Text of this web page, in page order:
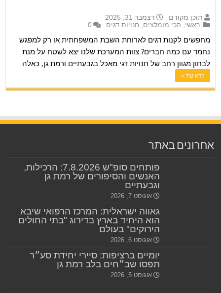
תוכן מקודם
דצמבר 31, 2025
ראשי, הכי מומלצים, חנויות דגים 0
מחפשים לקנות דגים לארוחת השבת המשפחתית או רק למפגש
נחמד עם כמה חברים? צוות המערכת שלנו יצא לשטח על מנת
לבחון מגוון רחב של חנויות דגי מאכל בגבעתיים ורמת גן, כאלה
בהם תוכלו למצוא את הדגים המובחרים והאיכותיים ביותר שיש
להציע. הכירו את הנבחרים באזור גבעתיים ורמת גן ואת התודה
קרא עוד »
אחרונים באתר
פותחים סופ"ש 7.8.2026: הרכילות,
האנשים והסיפורים של רמת גן
וגבעתיים
אוגוסט 7, 2026
גאווה ישראלית: המרכז הרפואי שיבא
הוא היחיד בארץ בדירוג "בתי החולים
הירוקים" בעולם
אוגוסט 6, 2026
יומיים ברציפות: סיירי יחידת סע״ר
תפסו שב״חים בלב רמת גן
אוגוסט 5, 2026